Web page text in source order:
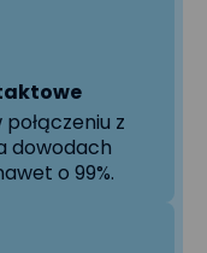
z
dowodach
o 99%.